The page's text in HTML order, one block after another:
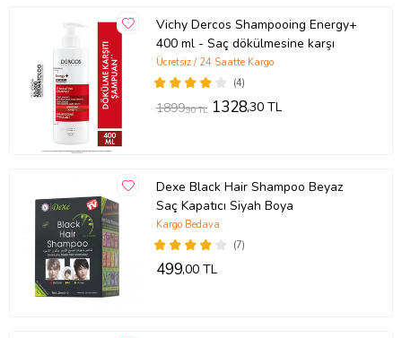
Vichy Dercos Shampooing Energy+
400 ml - Saç dökülmesine karşı
(4)
Ücretsiz / 24 Saatte Kargo
1899,90 TL 1328,30 TL
Dexe Black Hair Shampoo Beyaz
Saç Kapatıcı Siyah Boya
(7)
Kargo Bedava
499,00 TL